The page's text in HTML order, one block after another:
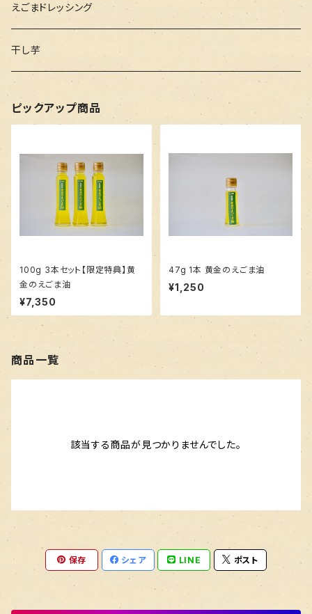
えごまドレッシング
干し芋
ピックアップ商品
100g 3本セット【限定特典】黄
金のえごま油
¥7,350
47g 1本 黄金のえごま油
¥1,250
商品一覧
該当する商品が見つかりませんでした。
保存 シェア LINE ポスト